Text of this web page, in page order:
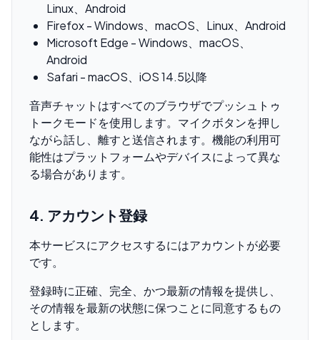
Linux、Android
Firefox - Windows、macOS、Linux、Android
Microsoft Edge - Windows、macOS、
Android
Safari - macOS、iOS 14.5以降
音声チャットはすべてのブラウザでプッシュトゥ
トークモードを使用します。マイクボタンを押し
ながら話し、離すと送信されます。機能の利用可
能性はプラットフォームやデバイスによって異な
る場合があります。
4. アカウント登録
本サービスにアクセスするにはアカウントが必要
です。
登録時に正確、完全、かつ最新の情報を提供し、
その情報を最新の状態に保つことに同意するもの
とします。